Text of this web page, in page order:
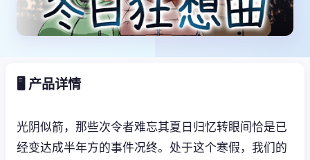
🖥️ 产品详情
光阴似箭，那些次令者难忘其夏日归忆转眼间恰是已
经变达成半年方的事件况终。处于这个寒假，我们的